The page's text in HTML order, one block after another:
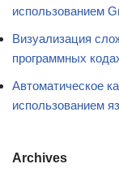
использованием
Визуализация
программных
Автоматическое
использованием
Archives